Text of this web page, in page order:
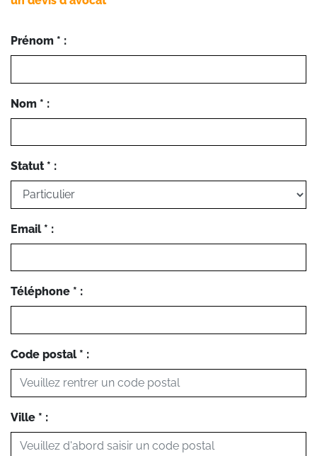
Prénom * :
Nom * :
Statut * :
Email * :
Téléphone * :
Code postal * :
Ville * :